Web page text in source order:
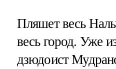
Пляшет весь
весь город. Уже
дзюдоист